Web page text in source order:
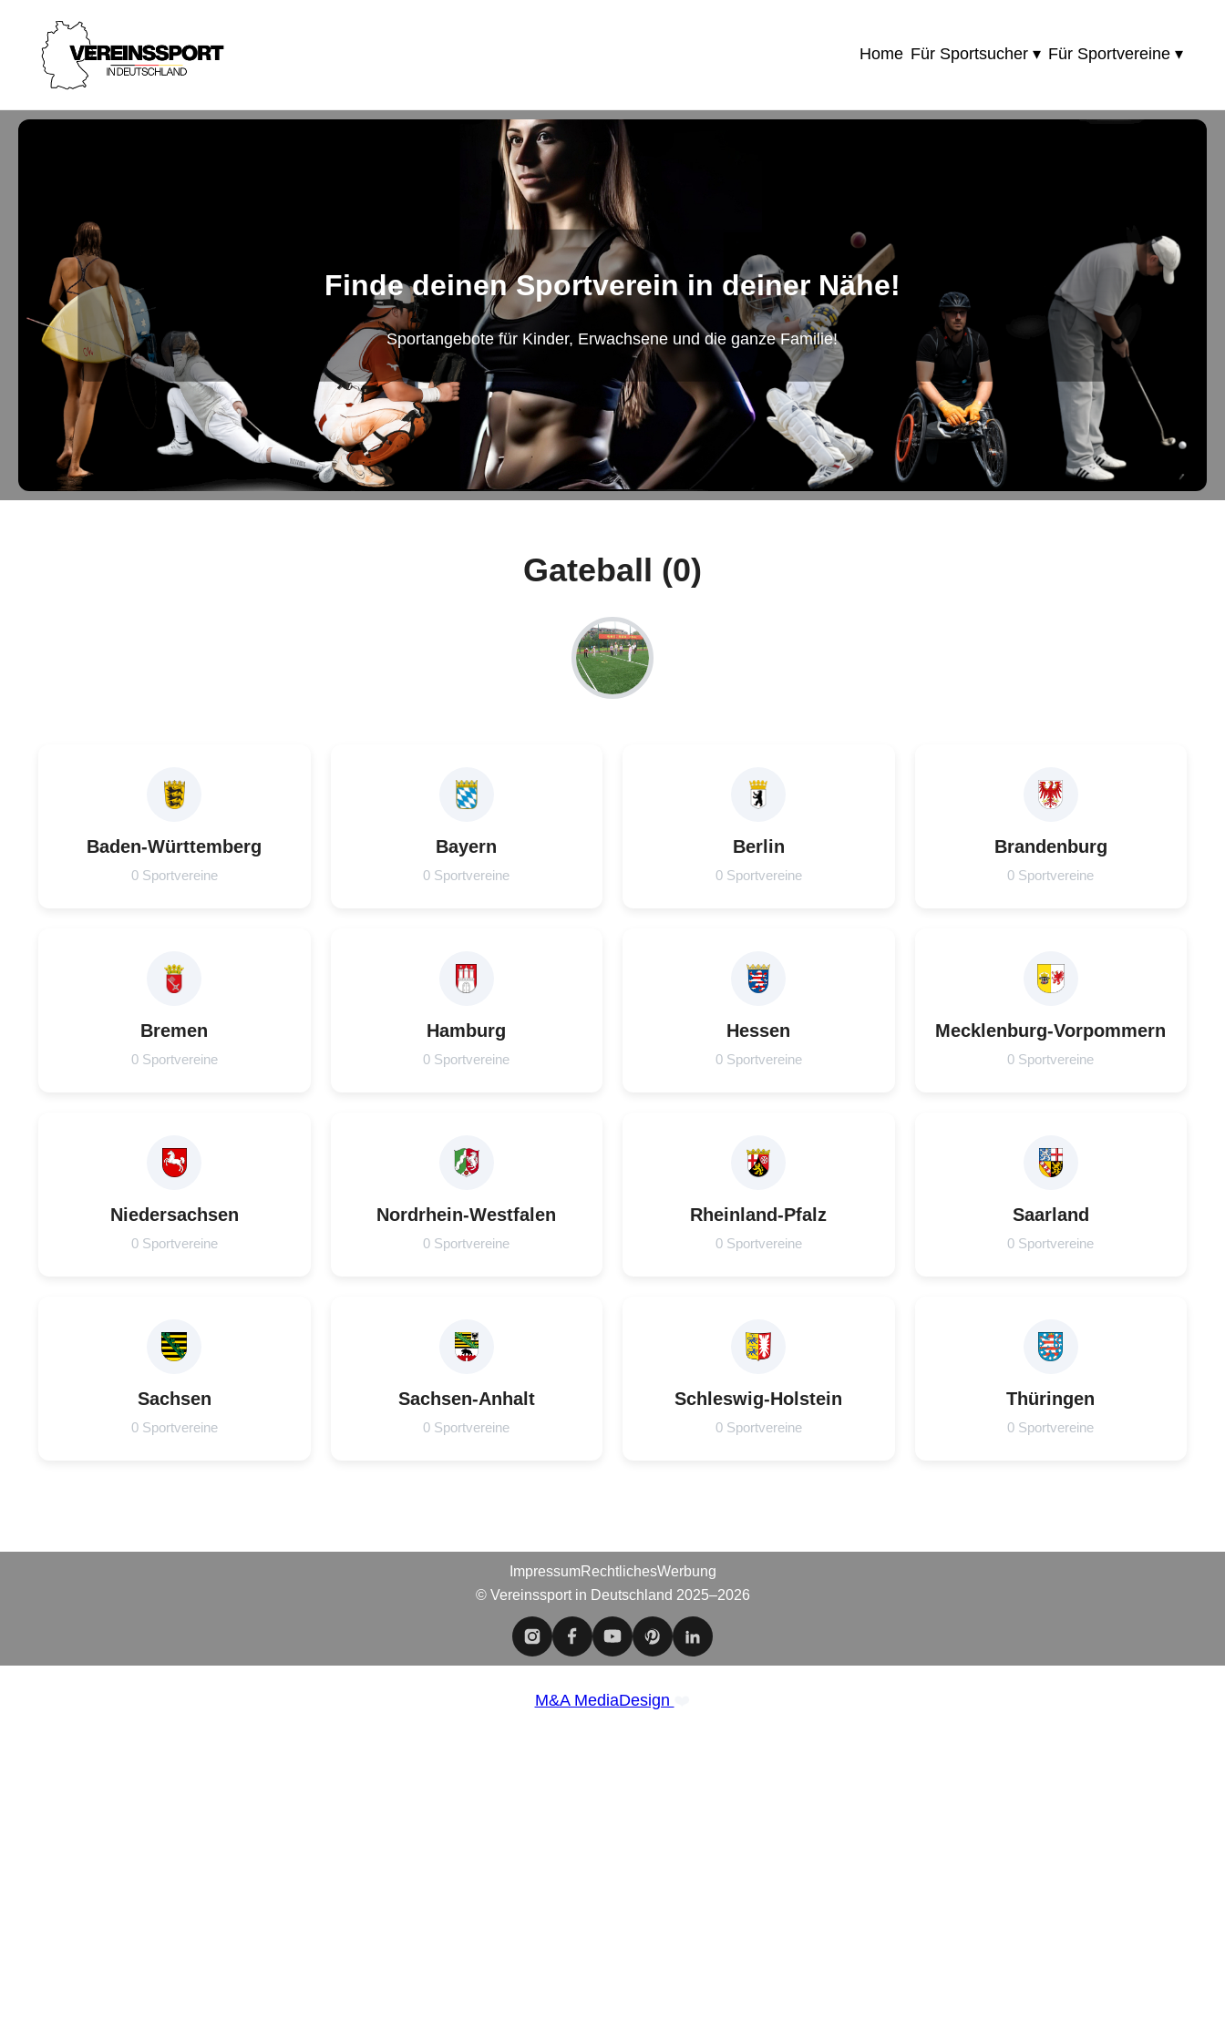
Home Für Sportsucher ▾ Für Sportvereine ▾
Finde deinen Sportverein in deiner Nähe!
Sportangebote für Kinder, Erwachsene und die ganze Familie!
Gateball (0)
Baden-Württemberg
0 Sportvereine
Bayern
0 Sportvereine
Berlin
0 Sportvereine
Brandenburg
0 Sportvereine
Bremen
0 Sportvereine
Hamburg
0 Sportvereine
Hessen
0 Sportvereine
Mecklenburg-Vorpommern
0 Sportvereine
Niedersachsen
0 Sportvereine
Nordrhein-Westfalen
0 Sportvereine
Rheinland-Pfalz
0 Sportvereine
Saarland
0 Sportvereine
Sachsen
0 Sportvereine
Sachsen-Anhalt
0 Sportvereine
Schleswig-Holstein
0 Sportvereine
Thüringen
0 Sportvereine
ImpressumRechtlichesWerbung
© Vereinssport in Deutschland 2025–2026
M&A MediaDesign